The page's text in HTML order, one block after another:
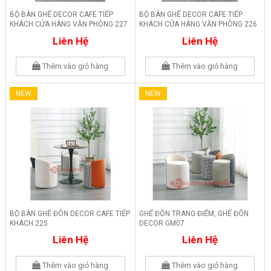
BỘ BÀN GHẾ DECOR CAFE TIẾP
KHÁCH CỬA HÀNG VĂN PHÒNG 227
Liên Hệ
Thêm vào giỏ hàng
BỘ BÀN GHẾ DECOR CAFE TIẾP
KHÁCH CỬA HÀNG VĂN PHÒNG 226
Liên Hệ
Thêm vào giỏ hàng
NEW
BỘ BÀN GHẾ ĐÔN DECOR CAFE TIẾP
KHÁCH 225
Liên Hệ
Thêm vào giỏ hàng
NEW
GHẾ ĐÔN TRANG ĐIỂM, GHẾ ĐÔN
DECOR GM07
Liên Hệ
Thêm vào giỏ hàng